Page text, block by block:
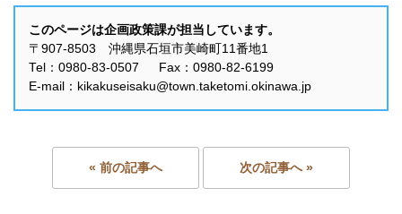
このページは企画政策課が担当しています。
〒907-8503 沖縄県石垣市美崎町11番地1
Tel：0980-83-0507 Fax：0980-82-6199
E-mail：kikakuseisaku@town.taketomi.okinawa.jp
« 前の記事へ 次の記事へ »